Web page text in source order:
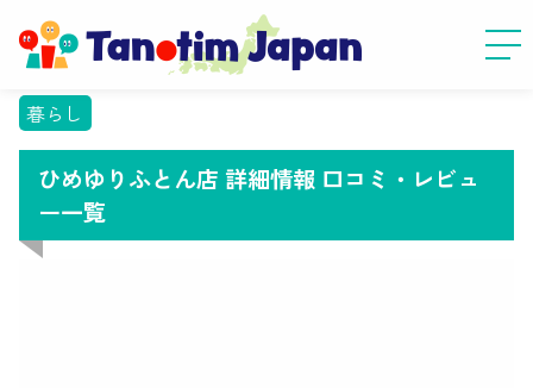
暮らし
ひめゆりふとん店 詳細情報 口コミ・レビュ
ー一覧